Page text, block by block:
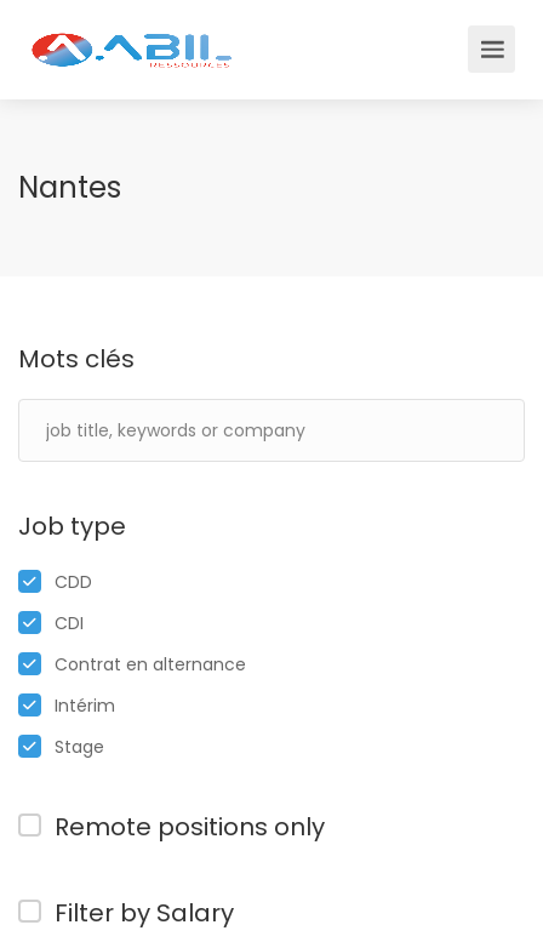
Nantes
Mots clés
Job type
CDD
CDI
Contrat en alternance
Intérim
Stage
Remote positions only
Filter by Salary